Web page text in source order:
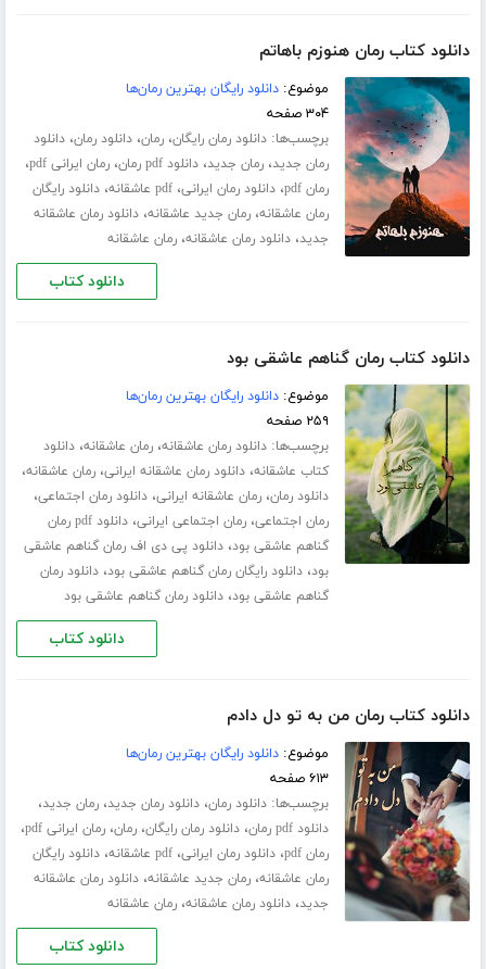
دانلود کتاب رمان هنوزم باهاتم
موضوع:دانلود رایگان بهترین رمان‌ها
۳۰۴ صفحه
برچسب‌ها:دانلود رمان رایگان،رمان،دانلود رمان،دانلود
رمان جدید،رمان جدید،دانلود pdf رمان ،رمان ایرانی pdf ،
رمان pdf ،دانلود رمان ایرانی،pdf عاشقانه ،دانلود رایگان
رمان عاشقانه،رمان جدید عاشقانه،دانلود رمان عاشقانه
جدید،دانلود رمان عاشقانه،رمان عاشقانه
دانلود کتاب
دانلود کتاب رمان گناهم عاشقی بود
موضوع:دانلود رایگان بهترین رمان‌ها
۲۵۹ صفحه
برچسب‌ها:دانلود رمان عاشقانه،رمان عاشقانه،دانلود
کتاب عاشقانه،دانلود رمان عاشقانه ایرانی،رمان عاشقانه،
دانلود رمان،رمان عاشقانه ایرانی،دانلود رمان اجتماعی،
رمان اجتماعی،رمان اجتماعی ایرانی،
دانلود pdf رمان
گناهم عاشقی بود،دانلود پی دی اف رمان گناهم عاشقی
بود،دانلود رایگان رمان گناهم عاشقی بود،دانلود رمان
گناهم عاشقی بود،دانلود رمان گناهم عاشقی بود
دانلود کتاب
دانلود کتاب رمان من به تو دل دادم
موضوع:دانلود رایگان بهترین رمان‌ها
۶۱۳ صفحه
برچسب‌ها:دانلود رمان،دانلود رمان جدید،رمان جدید،
دانلود pdf رمان ،دانلود رمان رایگان،رمان،رمان ایرانی pdf ،
رمان pdf ،دانلود رمان ایرانی،pdf عاشقانه ،دانلود رایگان
رمان عاشقانه،رمان جدید عاشقانه،دانلود رمان عاشقانه
جدید،دانلود رمان عاشقانه،رمان عاشقانه
دانلود کتاب